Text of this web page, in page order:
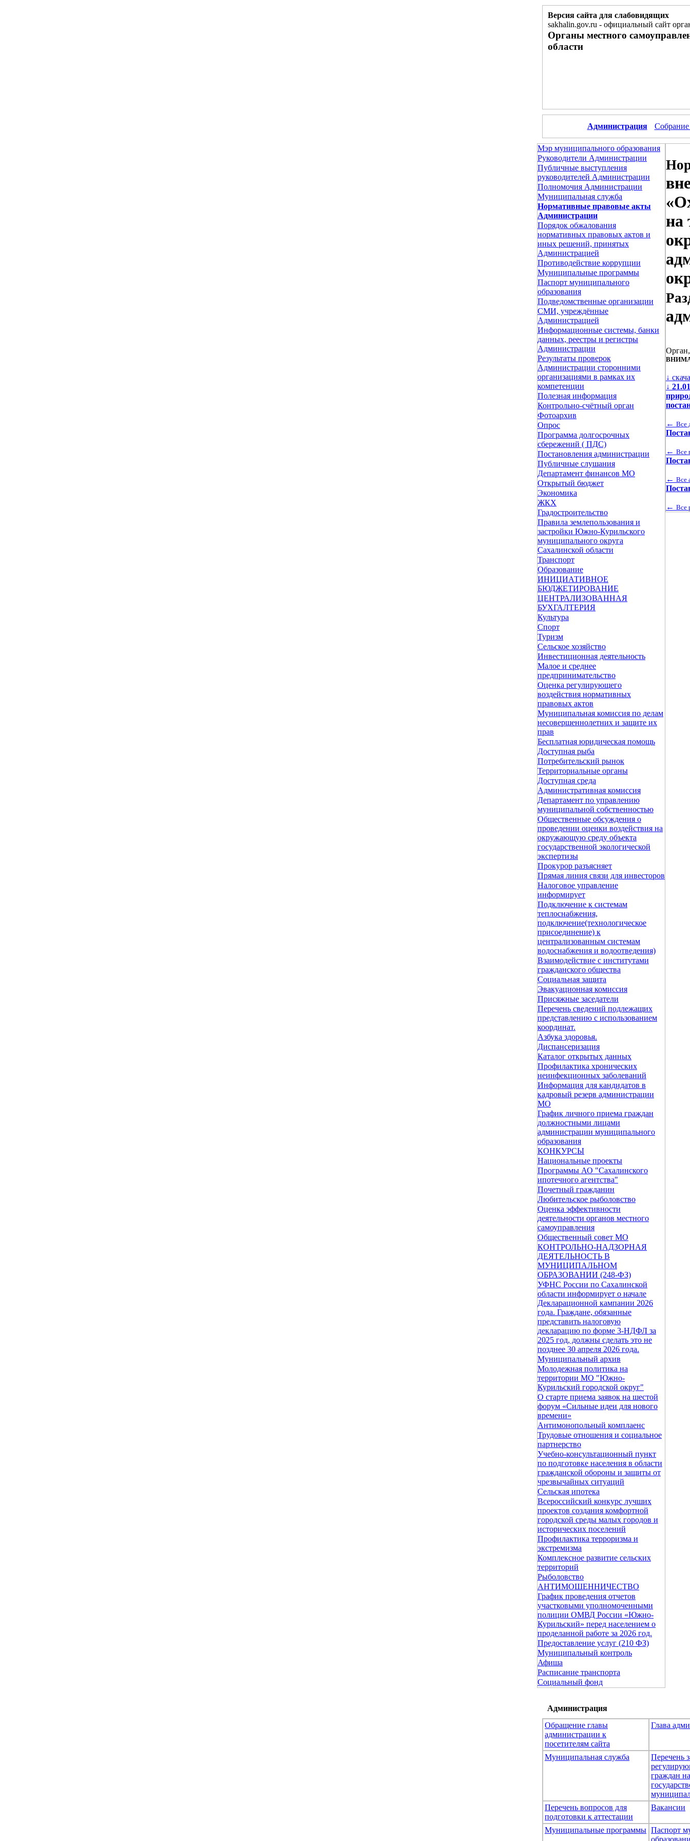
Версия сайта для слабовидящих
sakhalin.gov.ru - официальный сайт
Органы местного
области
Администрация Собрание
Мэр муниципального образования
Руководители Администрации
Публичные выступления
руководителей Администрации
Полномочия Администрации
Муниципальная служба
Нормативные правовые акты
Администрации
Порядок обжалования
нормативных правовых актов и
иных решений, принятых
Администрацией
Противодействие коррупции
Муниципальные программы
Паспорт муниципального
образования
Подведомственные организации
СМИ, учреждённые
Администрацией
Информационные системы, банки
данных, реестры и регистры
Администрации
Результаты проверок
Администрации сторонними
организациями в рамках их
компетенции
Полезная информация
Контрольно-счётный орган
Фотоархив
Опрос
Программа долгосрочных
сбережений ( ПДС)
Постановления администрации
Публичные слушания
Департамент финансов МО
Открытый бюджет
Экономика
ЖКХ
Градостроительство
Правила землепользования и
застройки Южно-Курильского
муниципального округа
Сахалинской области
Транспорт
Образование
ИНИЦИАТИВНОЕ
БЮДЖЕТИРОВАНИЕ
ЦЕНТРАЛИЗОВАННАЯ
БУХГАЛТЕРИЯ
Культура
Спорт
Туризм
Сельское хозяйство
Инвестиционная деятельность
Малое и среднее
предпринимательство
Оценка регулирующего
воздействия нормативных
правовых актов
Муниципальная комиссия по делам
несовершеннолетних и защите их
прав
Бесплатная юридическая помощь
Доступная рыба
Потребительский рынок
Территориальные органы
Доступная среда
Административная комиссия
Департамент по управлению
муниципальной собственностью
Общественные обсуждения о
проведении оценки воздействия на
окружающую среду объекта
государственной экологической
экспертизы
Прокурор разъясняет
Прямая линия связи для инвесторов
Налоговое управление
информирует
Подключение к системам
теплоснабжения,
подключение(технологическое
присоединение) к
централизованным системам
водоснабжения и водоотведения)
Взаимодействие с институтами
гражданского общества
Социальная защита
Эвакуационная комиссия
Присяжные заседатели
Перечень сведений подлежащих
представлению с использованием
координат.
Азбука здоровья.
Диспансеризация
Каталог открытых данных
Профилактика хронических
неинфекционных заболеваний
Информация для кандидатов в
кадровый резерв администрации
МО
График личного приема граждан
должностными лицами
администрации муниципального
образования
КОНКУРСЫ
Национальные проекты
Программы АО "Сахалинского
ипотечного агентства"
Почетный гражданин
Любительское рыболовство
Оценка эффективности
деятельности органов местного
самоуправления
Общественный совет МО
КОНТРОЛЬНО-НАДЗОРНАЯ
ДЕЯТЕЛЬНОСТЬ В
МУНИЦИПАЛЬНОМ
ОБРАЗОВАНИИ (248-ФЗ)
УФНС России по Сахалинской
области информирует о начале
Декларационной кампании 2026
года. Граждане, обязанные
представить налоговую
декларацию по форме 3-НДФЛ за
2025 год, должны сделать это не
позднее 30 апреля 2026 года.
Муниципальный архив
Молодежная политика на
территории МО "Южно-
Курильский городской округ"
О старте приема заявок на шестой
форум «Сильные идеи для нового
времени»
Антимонопольный комплаенс
Трудовые отношения и социальное
партнерство
Учебно-консультационный пункт
по подготовке населения в области
гражданской обороны и защиты от
чрезвычайных ситуаций
Сельская ипотека
Всероссийский конкурс лучших
проектов создания комфортной
городской среды малых городов и
исторических поселений
Профилактика терроризма и
экстремизма
Комплексное развитие сельских
территорий
Рыболовство
АНТИМОШЕННИЧЕСТВО
График проведения отчетов
участковыми уполномоченными
полиции ОМВД России «Южно-
Курильский» перед населением о
проделанной работе за 2026 год.
Предоставление услуг (210 ФЗ)
Муниципальный контроль
Афиша
Расписание транспорта
Социальный фонд
на
↓
↓
← Все
← Все
← Все
← Все
Администрация
Обращение главы
администрации к
посетителям сайта
Глава
Муниципальная служба
Перечень
граждан на
Перечень вопросов для
подготовки к аттестации
Вакансии
Муниципальные программы Паспорт